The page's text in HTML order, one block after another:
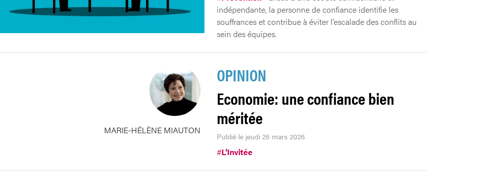
indépendante, la personne de confiance identifie les
souffrances et contribue à éviter l’escalade des conflits au
sein des équipes.
MARIE-HÉLÈNE MIAUTON
OPINION
Economie: une confiance bien
méritée
Publié le jeudi 26 mars 2026
#L'Invitée